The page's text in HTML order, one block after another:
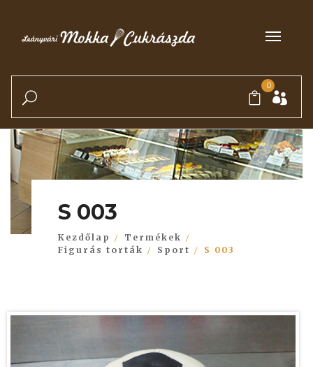
0
S 003
Kezdőlap
Termékek
Figurás torták
Sport S 003